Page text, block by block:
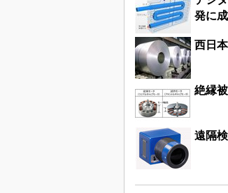
発に
西日
絶縁
遠隔